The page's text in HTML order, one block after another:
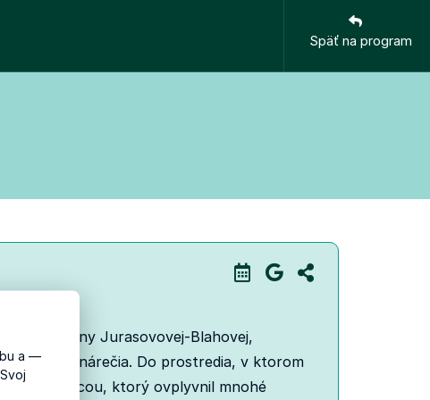
Späť na program
Heleny Jurasovovej-Blahovej,
nárečia. Do prostredia, v ktorom
studnicou, ktorý ovplyvnil mnohé
a —